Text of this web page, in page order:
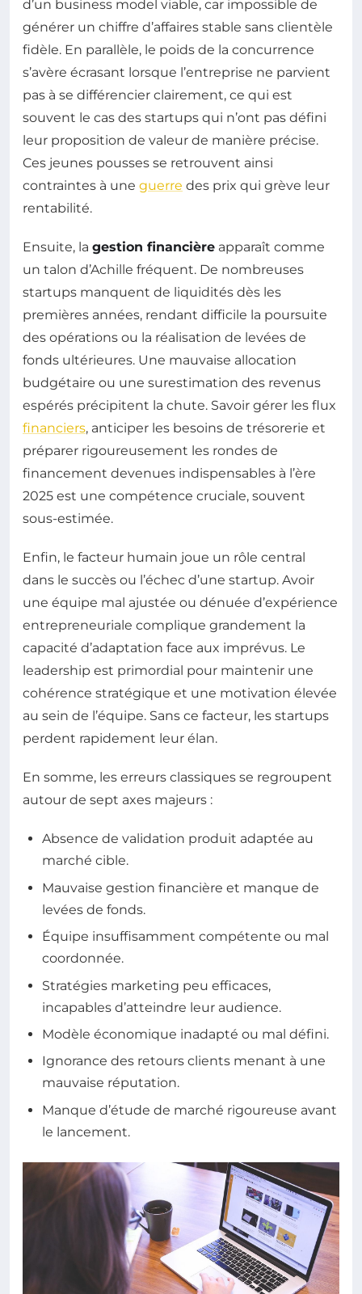
d’un business model viable, car impossible de
générer un chiffre d’affaires stable sans clientèle
fidèle. En parallèle, le poids de la concurrence
s’avère écrasant lorsque l’entreprise ne parvient
pas à se différencier clairement, ce qui est
souvent le cas des startups qui n’ont pas défini
leur proposition de valeur de manière précise.
Ces jeunes pousses se retrouvent ainsi
contraintes à une guerre des prix qui grève leur
rentabilité.
Ensuite, la gestion financière apparaît comme
un talon d’Achille fréquent. De nombreuses
startups manquent de liquidités dès les
premières années, rendant difficile la poursuite
des opérations ou la réalisation de levées de
fonds ultérieures. Une mauvaise allocation
budgétaire ou une surestimation des revenus
espérés précipitent la chute. Savoir gérer les flux
financiers, anticiper les besoins de trésorerie et
préparer rigoureusement les rondes de
financement devenues indispensables à l’ère
2025 est une compétence cruciale, souvent
sous-estimée.
Enfin, le facteur humain joue un rôle central
dans le succès ou l’échec d’une startup. Avoir
une équipe mal ajustée ou dénuée d’expérience
entrepreneuriale complique grandement la
capacité d’adaptation face aux imprévus. Le
leadership est primordial pour maintenir une
cohérence stratégique et une motivation élevée
au sein de l’équipe. Sans ce facteur, les startups
perdent rapidement leur élan.
En somme, les erreurs classiques se regroupent
autour de sept axes majeurs :
Absence de validation produit adaptée au
marché cible.
Mauvaise gestion financière et manque de
levées de fonds.
Équipe insuffisamment compétente ou mal
coordonnée.
Stratégies marketing peu efficaces,
incapables d’atteindre leur audience.
Modèle économique inadapté ou mal défini.
Ignorance des retours clients menant à une
mauvaise réputation.
Manque d’étude de marché rigoureuse avant
le lancement.